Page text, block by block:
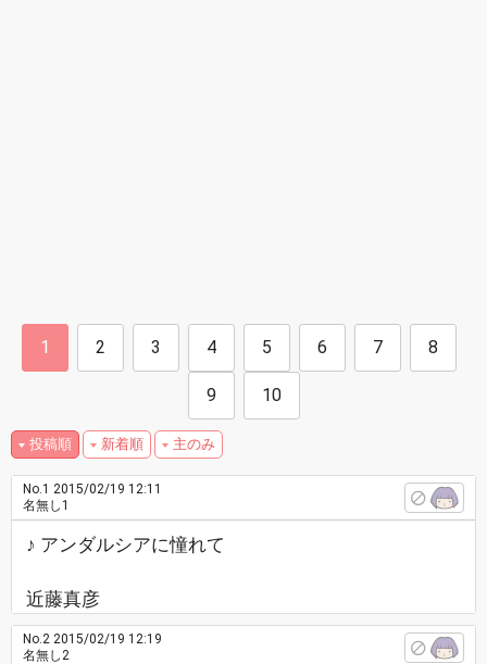
1 2 3 4 5 6 7 8
9 10
投稿順 新着順 主のみ
No.1 2015/02/19 12:11
名無し1
♪ アンダルシアに憧れて
近藤真彦
No.2 2015/02/19 12:19
名無し2